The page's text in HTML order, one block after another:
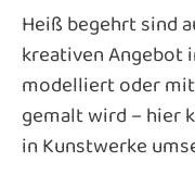
Heiß begehrt sind
kreativen Angebot
modelliert oder
gemalt wird – hier
in Kunstwerke